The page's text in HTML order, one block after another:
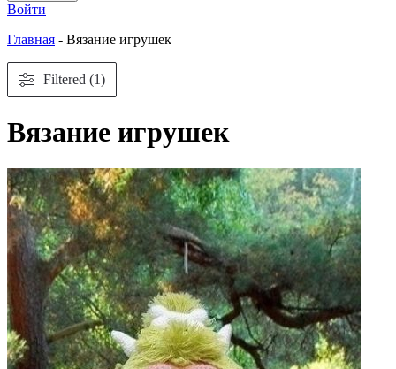
Войти
Главная - Вязание игрушек
Filtered (1)
Вязание игрушек